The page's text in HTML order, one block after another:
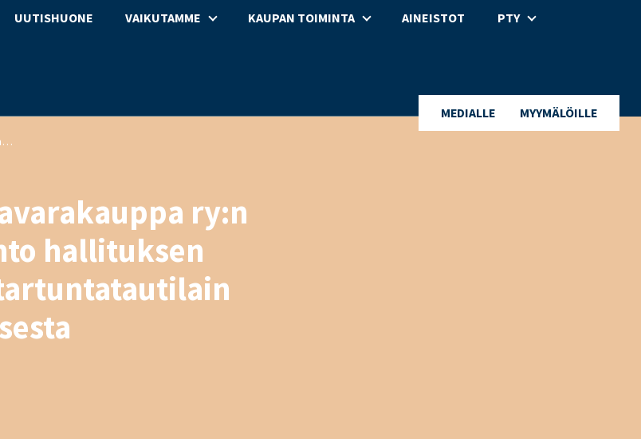
UUTISHUONE VAIKUTAMME KAUPAN TOIMINTA AINEISTOT PTY
MEDIALLE MYYMÄLÖILLE
Kaupan liiton ja Päivittäistavarakauppa ry:n yhteinen kirjallinen lausunto hallituksen esityksestä eduskunnalle tartuntatautilain muuttamisesta ja väliaikaisesta muuttamisesta
ry:n
hallituksen